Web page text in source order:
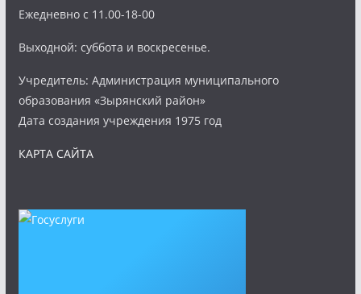
Ежедневно с 11.00-18-00
Выходной: суббота и воскресенье.
Учредитель: Администрация муниципального
образования «Зырянский район»
Дата создания учреждения 1975 год
КАРТА САЙТА